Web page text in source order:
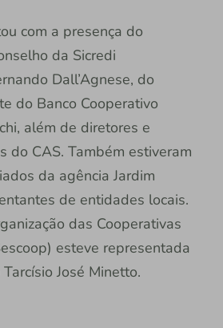
com a presença do
da Sicredi
Dall’Agnese, do
do Banco Cooperativo
além de diretores e
do CAS. Também estiveram
da agência Jardim
de entidades locais.
das Cooperativas
esteve representada
José Minetto.